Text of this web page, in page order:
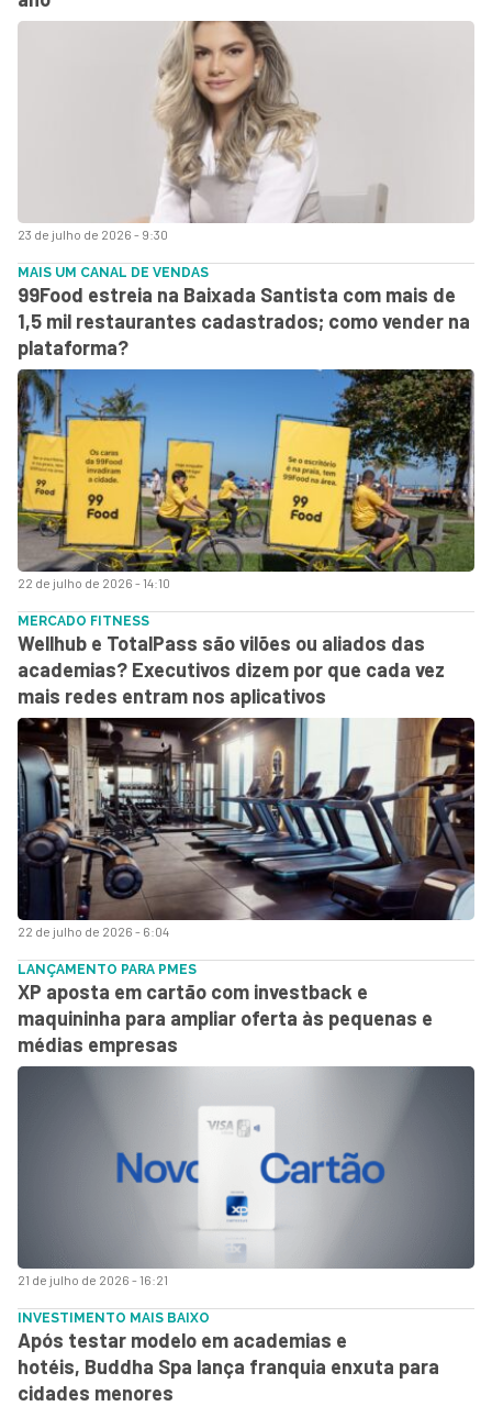
23 de julho de 2026 - 9:30
22 de julho de 2026 - 14:10
MAIS UM CANAL DE VENDAS
99Food estreia na Baixada Santista com mais de
1,5 mil restaurantes cadastrados; como vender na
plataforma?
22 de julho de 2026 - 6:04
MERCADO FITNESS
Wellhub e TotalPass são vilões ou aliados das
academias? Executivos dizem por que cada vez
mais redes entram nos aplicativos
21 de julho de 2026 - 16:21
LANÇAMENTO PARA PMES
XP aposta em cartão com investback e
maquininha para ampliar oferta às pequenas e
médias empresas
INVESTIMENTO MAIS BAIXO
Após testar modelo em academias e
hotéis, Buddha Spa lança franquia enxuta para
cidades menores